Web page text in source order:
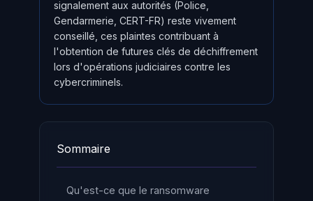
signalement aux autorités (Police,
Gendarmerie, CERT-FR) reste vivement
conseillé, ces plaintes contribuant à
l'obtention de futures clés de déchiffrement
lors d'opérations judiciaires contre les
cybercriminels.
Sommaire
Qu'est-ce que le ransomware